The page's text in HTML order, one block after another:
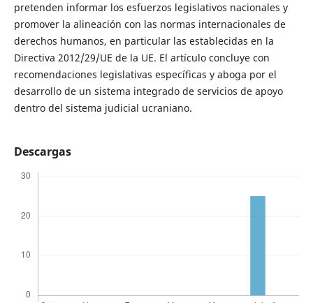
pretenden informar los esfuerzos legislativos nacionales y
promover la alineación con las normas internacionales de
derechos humanos, en particular las establecidas en la
Directiva 2012/29/UE de la UE. El artículo concluye con
recomendaciones legislativas específicas y aboga por el
desarrollo de un sistema integrado de servicios de apoyo
dentro del sistema judicial ucraniano.
Descargas